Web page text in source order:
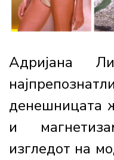
Адријана
денешницата
и
изгледот на